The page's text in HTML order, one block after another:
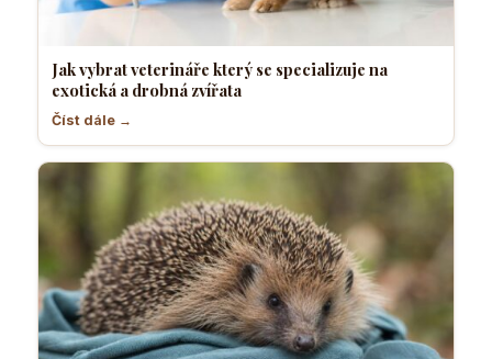
Jak vybrat veterináře který se specializuje na
exotická a drobná zvířata
Číst dále →